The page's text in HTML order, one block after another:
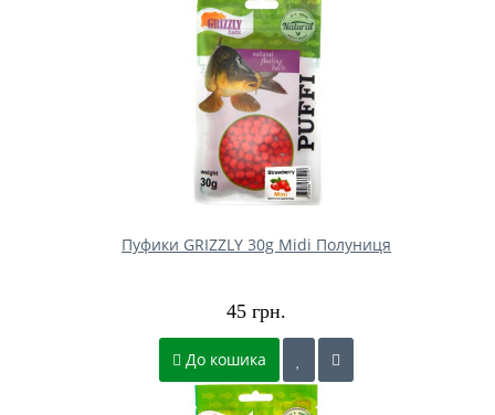
Пуфики GRIZZLY 30g Midi Полуниця
45 грн.
До кошика